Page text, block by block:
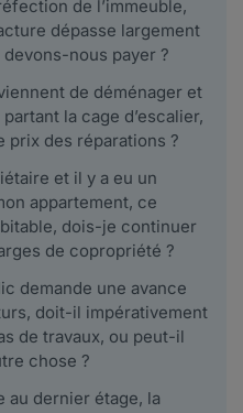
de l’immeuble,
dépasse largement
nous payer ?
de déménager et
la cage d’escalier,
prix des réparations ?
et il y a eu un
appartement, ce
dois-je continuer
de copropriété ?
demande une avance
doit-il impérativement
de travaux, ou peut-il
chose ?
au dernier étage, la